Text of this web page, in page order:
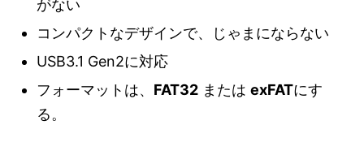
がない
コンパクトなデザインで、じゃまにならない
USB3.1 Gen2に対応
フォーマットは、 FAT32 または exFATにす
る。